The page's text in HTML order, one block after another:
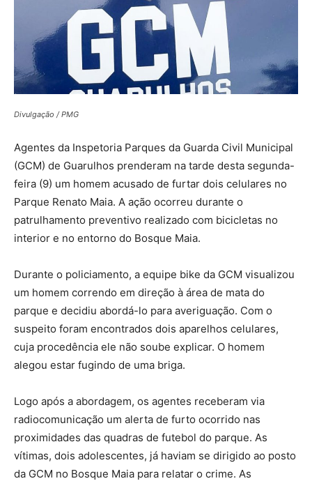
Divulgação / PMG
Agentes da Inspetoria Parques da Guarda Civil Municipal
(GCM) de Guarulhos prenderam na tarde desta segunda-
feira (9) um homem acusado de furtar dois celulares no
Parque Renato Maia. A ação ocorreu durante o
patrulhamento preventivo realizado com bicicletas no
interior e no entorno do Bosque Maia.
Durante o policiamento, a equipe bike da GCM visualizou
um homem correndo em direção à área de mata do
parque e decidiu abordá-lo para averiguação. Com o
suspeito foram encontrados dois aparelhos celulares,
cuja procedência ele não soube explicar. O homem
alegou estar fugindo de uma briga.
Logo após a abordagem, os agentes receberam via
radiocomunicação um alerta de furto ocorrido nas
proximidades das quadras de futebol do parque. As
vítimas, dois adolescentes, já haviam se dirigido ao posto
da GCM no Bosque Maia para relatar o crime. As